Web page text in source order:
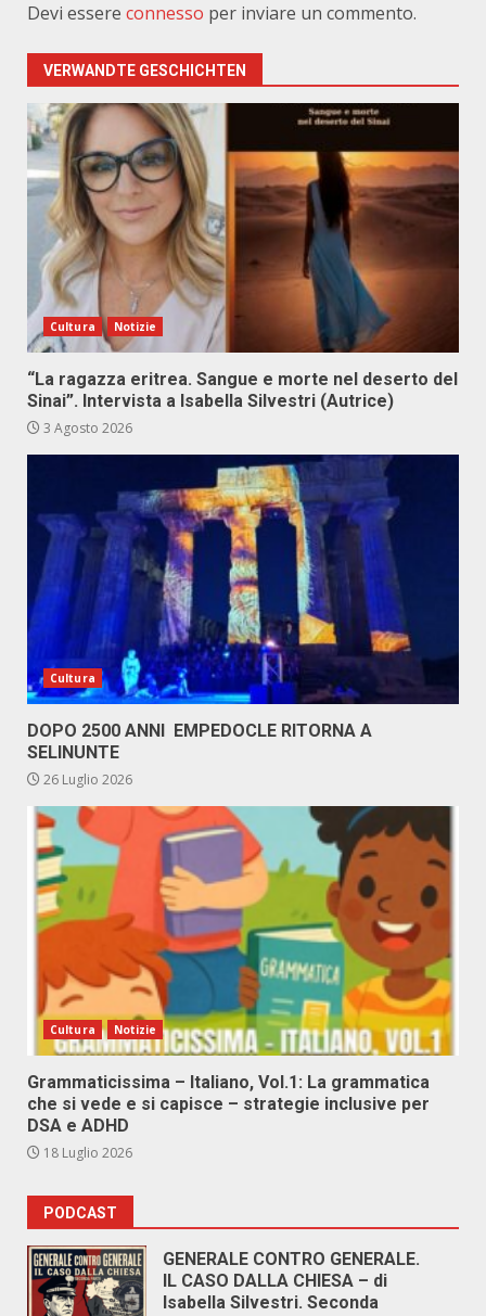
Devi essere connesso per inviare un commento.
VERWANDTE GESCHICHTEN
Cultura Notizie
“La ragazza eritrea. Sangue e morte nel deserto del
Sinai”. Intervista a Isabella Silvestri (Autrice)
3 Agosto 2026
Cultura
DOPO 2500 ANNI EMPEDOCLE RITORNA A
SELINUNTE
26 Luglio 2026
Cultura Notizie
Grammaticissima – Italiano, Vol.1: La grammatica
che si vede e si capisce – strategie inclusive per
DSA e ADHD
18 Luglio 2026
PODCAST
GENERALE CONTRO GENERALE.
IL CASO DALLA CHIESA – di
Isabella Silvestri. Seconda